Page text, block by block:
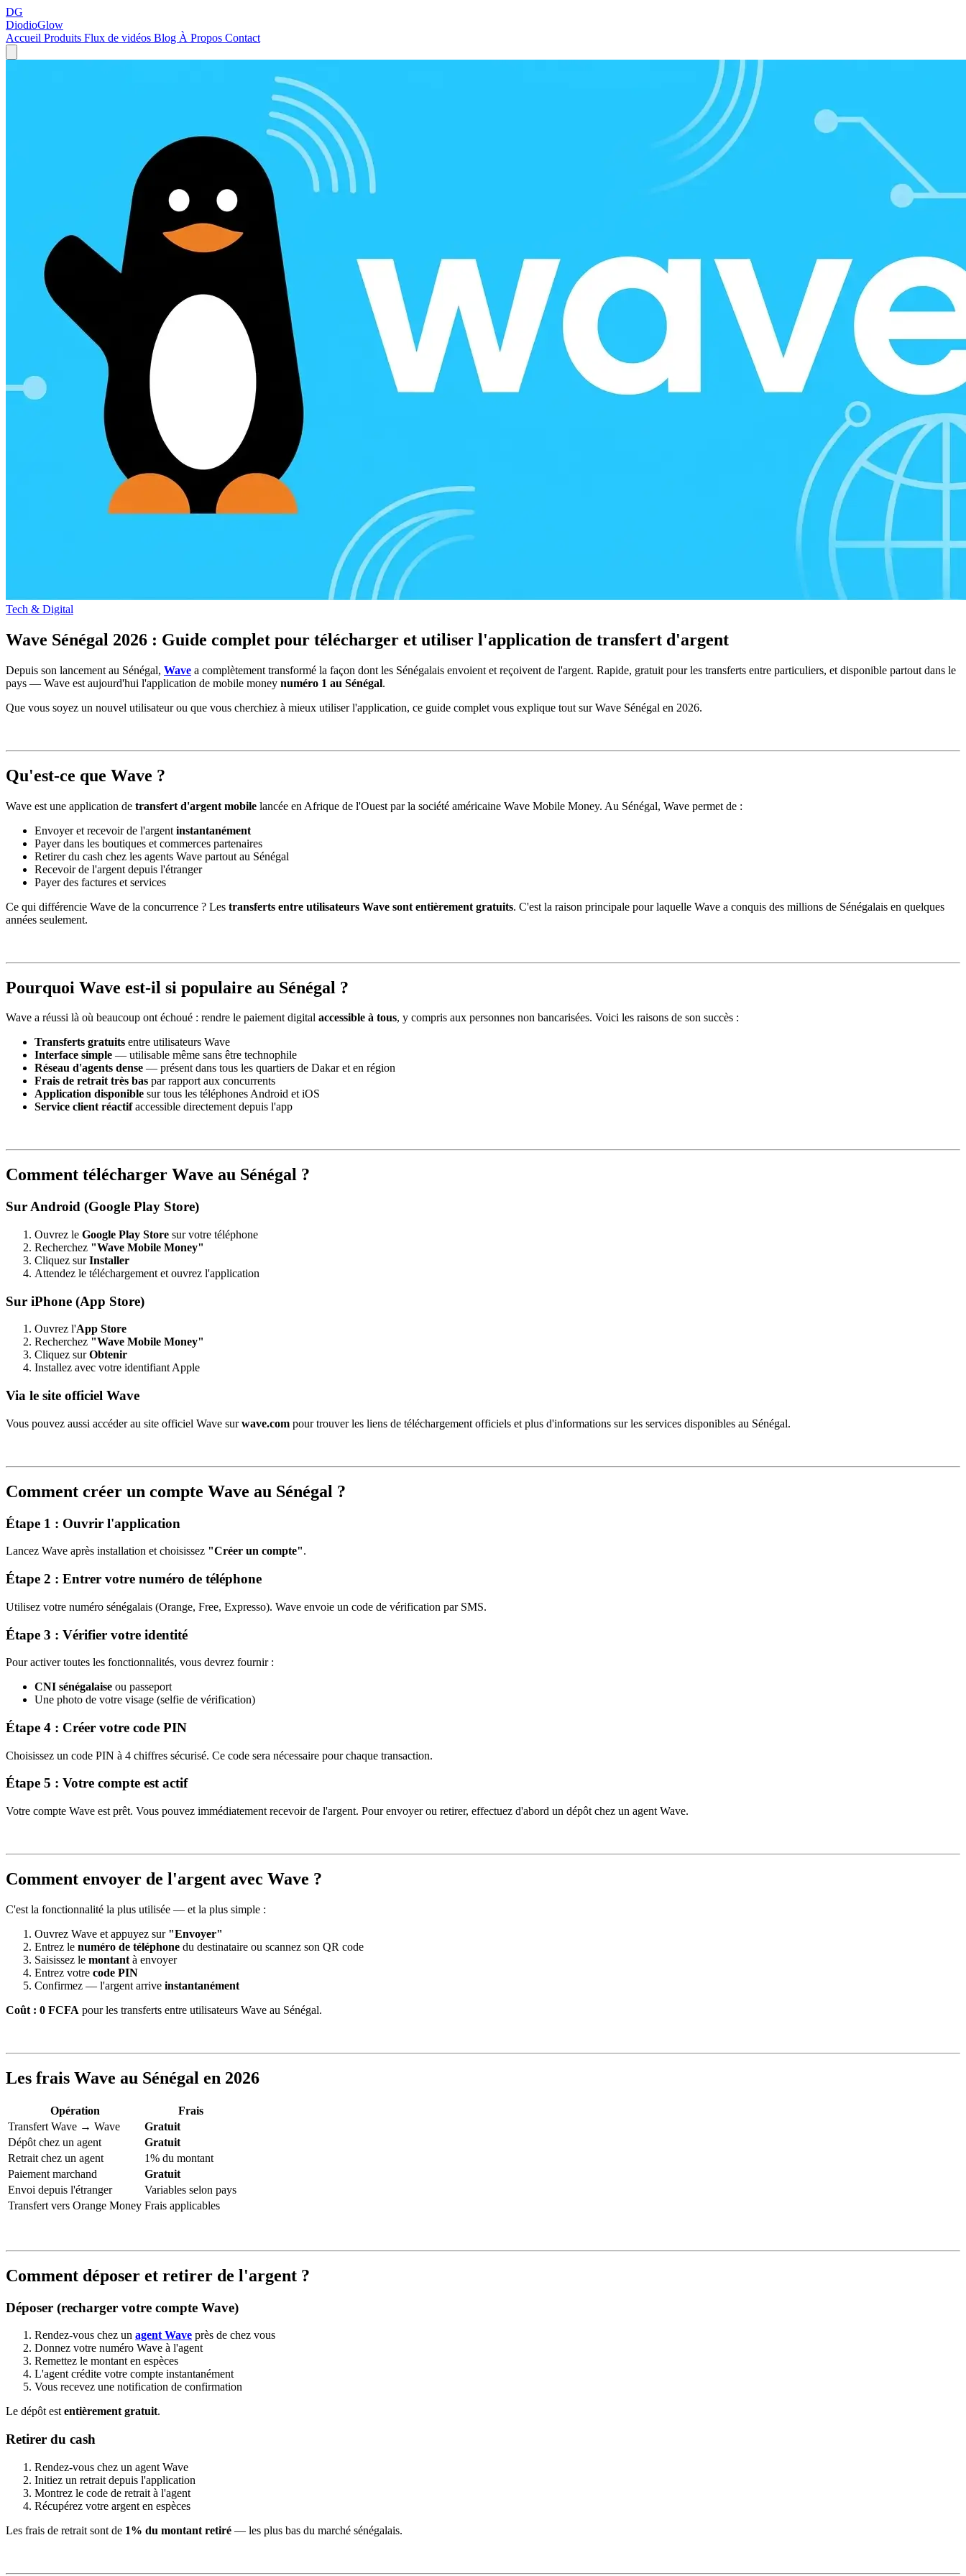
DG
DiodioGlow
Accueil Produits Flux de vidéos Blog À Propos Contact
Tech & Digital
Wave Sénégal 2026 : Guide complet pour télécharger et utiliser l'application de transfert d'argent
Depuis son lancement au Sénégal, Wave a complètement transformé la façon dont les Sénégalais envoient et reçoivent de l'argent. Rapide, gratuit pour les transferts entre particuliers, et disponible partout dans le
pays — Wave est aujourd'hui l'application de mobile money numéro 1 au Sénégal.
Que vous soyez un nouvel utilisateur ou que vous cherchiez à mieux utiliser l'application, ce guide complet vous explique tout sur Wave Sénégal en 2026.
Qu'est-ce que Wave ?
Wave est une application de transfert d'argent mobile lancée en Afrique de l'Ouest par la société américaine Wave Mobile Money. Au Sénégal, Wave permet de :
Envoyer et recevoir de l'argent instantanément
Payer dans les boutiques et commerces partenaires
Retirer du cash chez les agents Wave partout au Sénégal
Recevoir de l'argent depuis l'étranger
Payer des factures et services
Ce qui différencie Wave de la concurrence ? Les transferts entre utilisateurs Wave sont entièrement gratuits. C'est la raison principale pour laquelle Wave a conquis des millions de Sénégalais en quelques
années seulement.
Pourquoi Wave est-il si populaire au Sénégal ?
Wave a réussi là où beaucoup ont échoué : rendre le paiement digital accessible à tous, y compris aux personnes non bancarisées. Voici les raisons de son succès :
Transferts gratuits entre utilisateurs Wave
Interface simple — utilisable même sans être technophile
Réseau d'agents dense — présent dans tous les quartiers de Dakar et en région
Frais de retrait très bas par rapport aux concurrents
Application disponible sur tous les téléphones Android et iOS
Service client réactifaccessible directement depuis l'app
Comment télécharger Wave au Sénégal ?
Sur Android (Google Play Store)
Ouvrez le Google Play Store sur votre téléphone
Recherchez "Wave Mobile Money"
Cliquez surInstaller
Attendez le téléchargement et ouvrez l'application
Sur iPhone (App Store)
Ouvrez l'App Store
Recherchez "Wave Mobile Money"
Cliquez surObtenir
Installez avec votre identifiant Apple
Via le site officiel Wave
Vous pouvez aussi accéder au site officiel Wave surwave.com pour trouver les liens de téléchargement officiels et plus d'informations sur les services disponibles au Sénégal.
Comment créer un compte Wave au Sénégal ?
Étape 1 : Ouvrir l'application
Lancez Wave après installation et choisissez "Créer un compte".
Étape 2 : Entrer votre numéro de téléphone
Utilisez votre numéro sénégalais (Orange, Free, Expresso). Wave envoie un code de vérification par SMS.
Étape 3 : Vérifier votre identité
Pour activer toutes les fonctionnalités, vous devrez fournir :
CNI sénégalaise ou passeport
Une photo de votre visage (selfie de vérification)
Étape 4 : Créer votre code PIN
Choisissez un code PIN à 4 chiffres sécurisé. Ce code sera nécessaire pour chaque transaction.
Étape 5 : Votre compte est actif
Votre compte Wave est prêt. Vous pouvez immédiatement recevoir de l'argent. Pour envoyer ou retirer, effectuez d'abord un dépôt chez un agent Wave.
Comment envoyer de l'argent avec Wave ?
C'est la fonctionnalité la plus utilisée — et la plus simple :
Ouvrez Wave et appuyez sur "Envoyer"
Entrez le numéro de téléphone du destinataire ou scannez son QR code
Saisissez le montant à envoyer
Entrez votre code PIN
Confirmez — l'argent arrive instantanément
Coût : 0 FCFA pour les transferts entre utilisateurs Wave au Sénégal.
Les frais Wave au Sénégal en 2026
Opération
Frais
Transfert Wave → Wave
Gratuit
Dépôt chez un agent
Gratuit
Retrait chez un agent
1% du montant
Paiement marchand
Gratuit
Envoi depuis l'étranger
Variables selon pays
Transfert vers Orange Money Frais applicables
Comment déposer et retirer de l'argent ?
Déposer (recharger votre compte Wave)
Rendez-vous chez un agent Wave près de chez vous
Donnez votre numéro Wave à l'agent
Remettez le montant en espèces
L'agent crédite votre compte instantanément
Vous recevez une notification de confirmation
Le dépôt est entièrement gratuit.
Retirer du cash
Rendez-vous chez un agent Wave
Initiez un retrait depuis l'application
Montrez le code de retrait à l'agent
Récupérez votre argent en espèces
Les frais de retrait sont de 1% du montant retiré — les plus bas du marché sénégalais.